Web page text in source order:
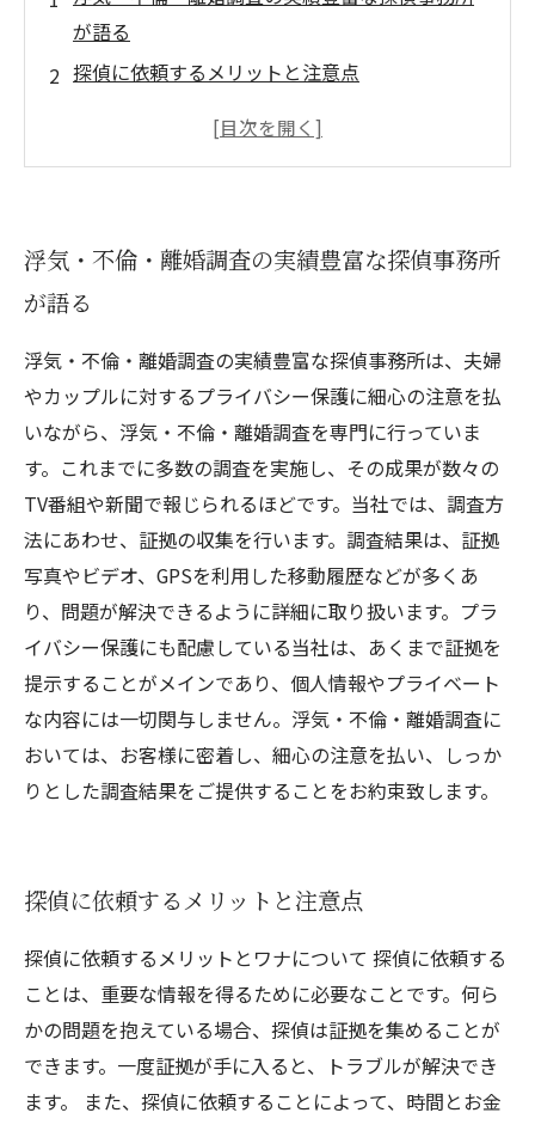
が語る
探偵に依頼するメリットと注意点
浮気・不倫調査でよく使われるテクニックと
浮気・不倫・離婚調査の実績豊富な探偵事務所
が語る
浮気・不倫・離婚調査の実績豊富な探偵事務所は、夫婦
やカップルに対するプライバシー保護に細心の注意を払
いながら、浮気・不倫・離婚調査を専門に行っていま
す。これまでに多数の調査を実施し、その成果が数々の
TV番組や新聞で報じられるほどです。当社では、調査方
法にあわせ、証拠の収集を行います。調査結果は、証拠
写真やビデオ、GPSを利用した移動履歴などが多くあ
り、問題が解決できるように詳細に取り扱います。プラ
イバシー保護にも配慮している当社は、あくまで証拠を
提示することがメインであり、個人情報やプライベート
な内容には一切関与しません。浮気・不倫・離婚調査に
おいては、お客様に密着し、細心の注意を払い、しっか
りとした調査結果をご提供することをお約束致します。
探偵に依頼するメリットと注意点
探偵に依頼するメリットとワナについて 探偵に依頼する
ことは、重要な情報を得るために必要なことです。何ら
かの問題を抱えている場合、探偵は証拠を集めることが
できます。一度証拠が手に入ると、トラブルが解決でき
ます。 また、探偵に依頼することによって、時間とお金